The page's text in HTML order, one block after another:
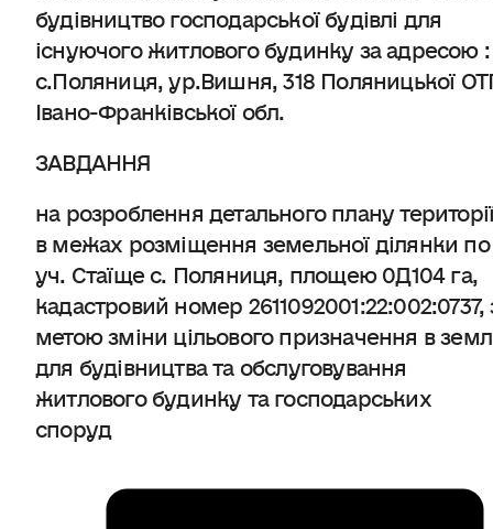
будівництво господарської будівлі для
існуючого житлового будинку за адресою :
с.Поляниця, ур.Вишня, 318 Поляницької
Івано-Франківської обл.
ЗАВДАННЯ
на розроблення детального плану
в межах розміщення земельної ділянки по
уч. Стаїще с. Поляниця, площею 0Д104 га,
кадастровий номер 2611092001:22:002:0737,
метою зміни цільового призначення в
для будівництва та обслуговування
житлового будинку та господарських
споруд